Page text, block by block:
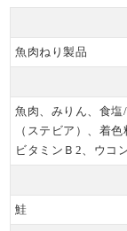
魚肉ねり製品
魚肉、みりん、食
（ステビア）、着
ビタミンＢ2、ウコ
鮭